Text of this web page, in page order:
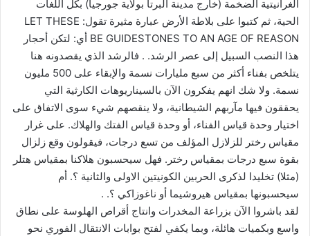
الغرانيتية الضخمة (خارج مدينة ألبرتا بولاية جورجيا) بكل اللغات
الحية، ثم كتبوا على بلاطة الأرض عبارة مثيرة تقول: LET THESE
BE GUIDESTONES TO AN AGE OF REASON أي: لتكن أحجار
هذا النصب السبيل إلى عصر الرشد. . فالرشد الذي يقصدونه هنا
يتلخص بفناء أكثر من سبع مليارات نسمة والإبقاء على 500 مليون
نسمة. ولا شك انهم يفكرون الآن بالسيناريوهات الكارثية التي
يحققون فيها مآربهم الشيطانية، ولا ينقصهم شيء سوى الاتفاق على
اختيار وحدة قياس الفناء، أو وحدة قياس الفتك والهلاك. على غرار
مقياس رختر للزلازل المؤلف من تسع درجات، فيقولون وقع زلزال
بقوة سبع درجات بمقياس رختر. فهل سيحسبون هلاكنا بمقياس هتلر
(مثلا) تخليدا لذكرى الحربين الكونيتين الاولى والثانية ؟. أم
سيحسبونها بمقياس هيروشيما أو ناغوزاكي ؟. .
لقد باشروا الآن بزراعة المخدرات وانتاج أقراص الهلوسة على نطاق
واسع وبكميات هائلة، وبما يكفي لفتح بوابات الانتقال الفوري نحو